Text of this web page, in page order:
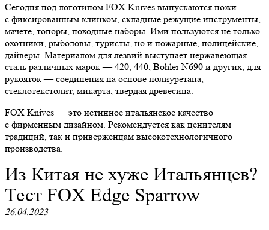
Сегодня под логотипом FOX Knives выпускаются ножи
с фиксированным клинком, складные режущие инструменты,
мачете, топоры, походные наборы. Ими пользуются не только
охотники, рыболовы, туристы, но и пожарные, полицейские,
дайверы. Материалом для лезвий выступает нержавеющая
сталь различных марок — 420, 440, Bohler N690 и других, для
рукояток — соединения на основе полиуретана,
стеклотекстолит, микарта, твердая древесина.
FOX Knives — это истинное итальянское качество
с фирменным дизайном. Рекомендуется как ценителям
традиций, так и приверженцам высокотехнологичного
производства.
Из Китая не хуже Итальянцев?
Тест FOX Edge Sparrow
26.04.2023